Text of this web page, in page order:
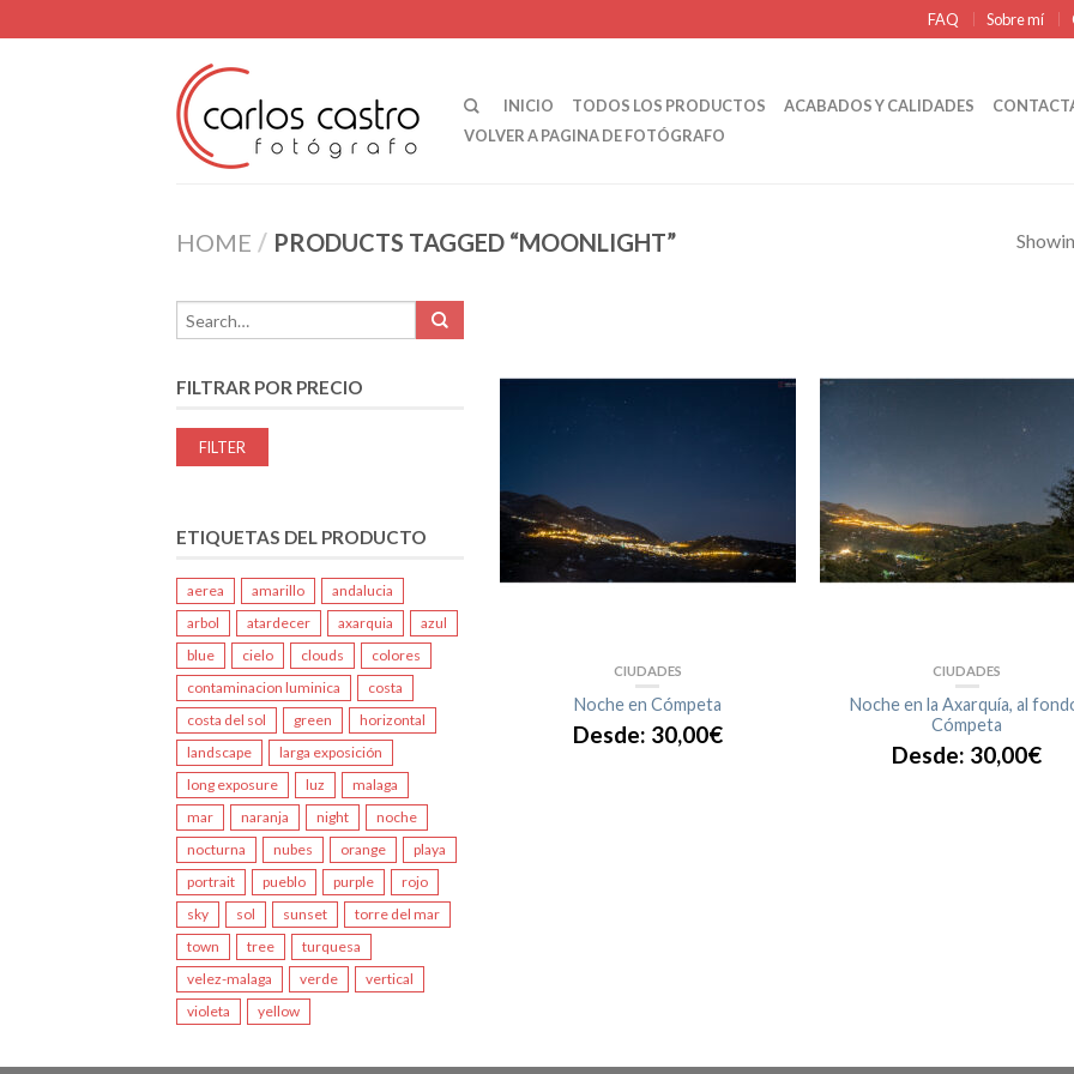
FAQ Sobre mí
INICIO TODOS LOS PRODUCTOS ACABADOS Y CALIDADES
VOLVER A PAGINA DE FOTÓGRAFO
HOME / PRODUCTS TAGGED “MOONLIGHT”
CIUDADES
Noche en Cómpeta
Desde: 30,00€
CIUDADES
Noche en la Axarquía, al
Cómpeta
Desde: 30,00€
FILTRAR POR PRECIO
Min
price
Max
priceFILTER
ETIQUETAS DEL PRODUCTO
aerea amarillo
andalucia
arbol
atardecer axarquia
azul
blue
cielo clouds
colores
contaminacion luminica
costa
costa del sol
green
horizontal
landscape
larga exposición
long exposure
luz
malaga
mar
naranja night
noche
nocturna
nubes orange
playa
portrait
pueblo purple
rojo
sky
sol sunset
torre del mar
town
tree
turquesa
velez-malaga
verde
vertical
violeta
yellow